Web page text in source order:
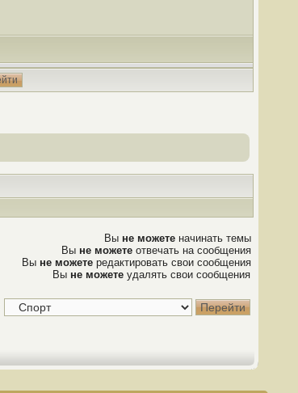
Вы не можете начинать темы
Вы не можете отвечать на сообщения
Вы не можете редактировать свои сообщения
Вы не можете удалять свои сообщения